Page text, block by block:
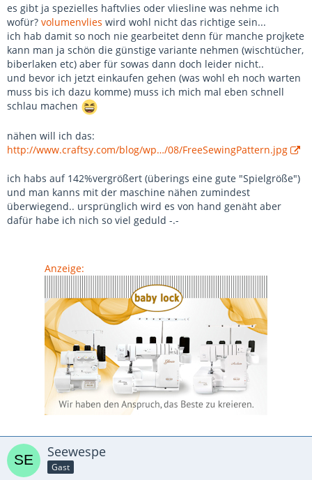
es gibt ja spezielles haftvlies oder vliesline was nehme ich
wofür? volumenvlies wird wohl nicht das richtige sein...
ich hab damit so noch nie gearbeitet denn für manche projkete
kann man ja schön die günstige variante nehmen (wischtücher,
biberlaken etc) aber für sowas dann doch leider nicht..
und bevor ich jetzt einkaufen gehen (was wohl eh noch warten
muss bis ich dazu komme) muss ich mich mal eben schnell
schlau machen
nähen will ich das:
http://www.craftsy.com/blog/wp…/08/FreeSewingPattern.jpg
ich habs auf 142%vergrößert (überings eine gute "Spielgröße")
und man kanns mit der maschine nähen zumindest
überwiegend.. ursprünglich wird es von hand genäht aber
dafür habe ich nich so viel geduld -.-
Anzeige:
Seewespe
Gast